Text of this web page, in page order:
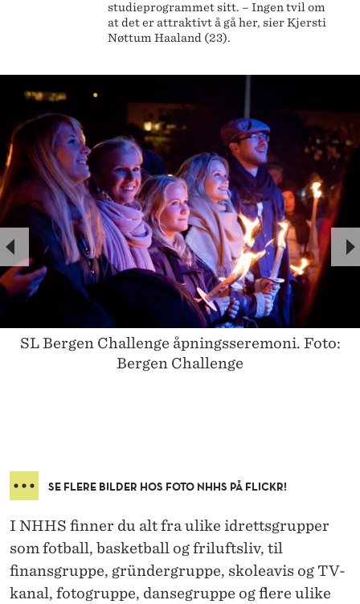
studieprogrammet sitt. – Ingen tvil om
at det er attraktivt å gå her, sier Kjersti
Nøttum Haaland (23).
P
R
E
V
SL Bergen Challenge åpningsseremoni. Foto:
Bergen Challenge
N
E
T
SE FLERE BILDER HOS FOTO NHHS PÅ FLICKR!
I NHHS finner du alt fra ulike idrettsgrupper
som fotball, basketball og friluftsliv, til
finansgruppe, gründergruppe, skoleavis og TV-
kanal, fotogruppe, dansegruppe og flere ulike